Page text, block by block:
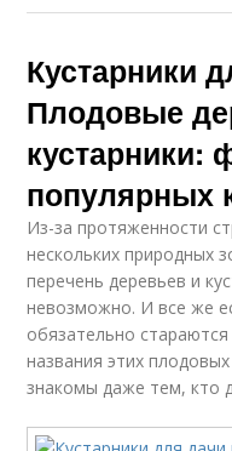
Кустарники
Плодовые
кустарники:
популярных
Из-за протяженности
нескольких природных
перечень деревьев и
невозможно. И все же
обязательно
названия этих
знакомы даже тем, кто